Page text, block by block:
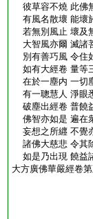
彼草容不燒 此佛
有風名散壞 能壞
若無別風止 壞及
大智風亦爾 滅諸
別有善巧風 令住
如有大經卷 量等
在於一塵内 一切
有一聰慧人 淨眼
破塵出經卷 普饒
佛智亦如是 遍在
妄想之所纒 不覺
諸佛大慈悲 令其
如是乃出現 饒益
大方廣佛華嚴經卷